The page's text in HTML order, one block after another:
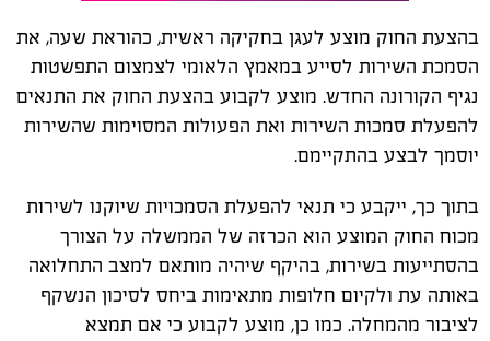
בהצעת החוק מוצע לעגן בחקיקה ראשית, כהוראת שעה, את
הסמכת השירות לסייע במאמץ הלאומי לצמצום התפשטות
נגיף הקורונה החדש. מוצע לקבוע בהצעת החוק את התנאים
להפעלת סמכות השירות ואת הפעולות המסוימות שהשירות
יוסמך לבצע בהתקיימם.
בתוך כך, ייקבע כי תנאי להפעלת הסמכויות שיוקנו לשירות
מכוח החוק המוצע הוא הכרזה של הממשלה על הצורך
בהסתייעות בשירות, בהיקף שיהיה מותאם למצב התחלואה
באותה עת ולקיום חלופות מתאימות ביחס לסיכון הנשקף
לציבור מהמחלה. כמו כן, מוצע לקבוע כי אם תמצא